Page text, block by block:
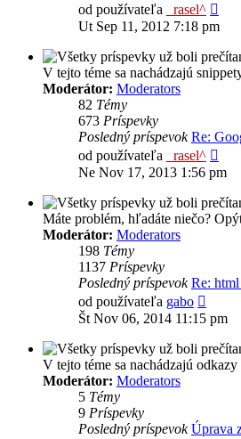
od používateľa
_rasel^
Ut Sep 11, 2012 7:18 pm
V tejto téme sa nachádzajú
Moderátor: Moderators
82 Témy
673 Príspevky
Posledný príspevok Re:
od používateľa
_rasel^
Ne Nov 17, 2013 1:56 pm
Máte problém, hľadáte niečo?
Moderátor: Moderators
198 Témy
1137 Príspevky
Posledný príspevok Re:
od používateľa gabo
Št Nov 06, 2014 11:15 pm
V tejto téme sa nachádzajú
Moderátor: Moderators
5 Témy
9 Príspevky
Posledný príspevok Úprava